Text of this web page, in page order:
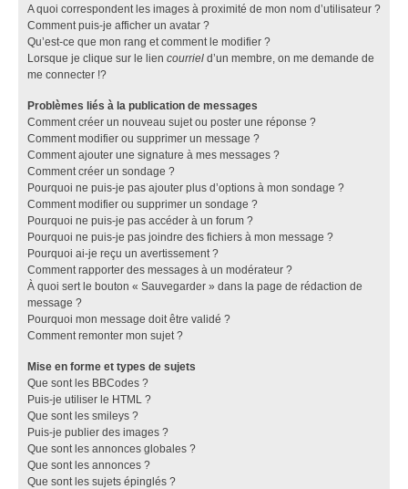
A quoi correspondent les images à proximité de mon nom d’utilisateur ?
Comment puis-je afficher un avatar ?
Qu’est-ce que mon rang et comment le modifier ?
Lorsque je clique sur le lien courriel d’un membre, on me demande de
me connecter !?
Problèmes liés à la publication de messages
Comment créer un nouveau sujet ou poster une réponse ?
Comment modifier ou supprimer un message ?
Comment ajouter une signature à mes messages ?
Comment créer un sondage ?
Pourquoi ne puis-je pas ajouter plus d’options à mon sondage ?
Comment modifier ou supprimer un sondage ?
Pourquoi ne puis-je pas accéder à un forum ?
Pourquoi ne puis-je pas joindre des fichiers à mon message ?
Pourquoi ai-je reçu un avertissement ?
Comment rapporter des messages à un modérateur ?
À quoi sert le bouton « Sauvegarder » dans la page de rédaction de
message ?
Pourquoi mon message doit être validé ?
Comment remonter mon sujet ?
Mise en forme et types de sujets
Que sont les BBCodes ?
Puis-je utiliser le HTML ?
Que sont les smileys ?
Puis-je publier des images ?
Que sont les annonces globales ?
Que sont les annonces ?
Que sont les sujets épinglés ?